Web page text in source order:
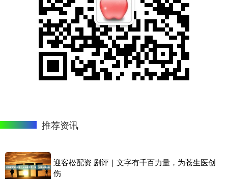
推荐资讯
迎客松配资 剧评｜文字有千百力量，为苍生医创
伤